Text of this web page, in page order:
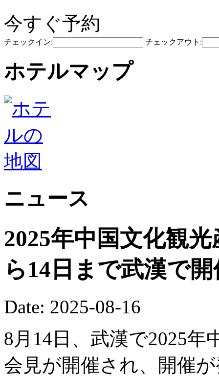
今すぐ予約
チェックイン: チェックアウト:
ホテルマップ
ニュース
2025年中国文化観
ら14日まで武漢で
Date: 2025-08-16
8月14日、武漢で2025年
会見が開催され、開催